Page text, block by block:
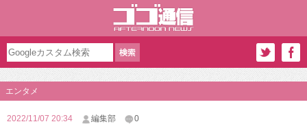
エンタメ
2022/11/07 20:34 編集部 0